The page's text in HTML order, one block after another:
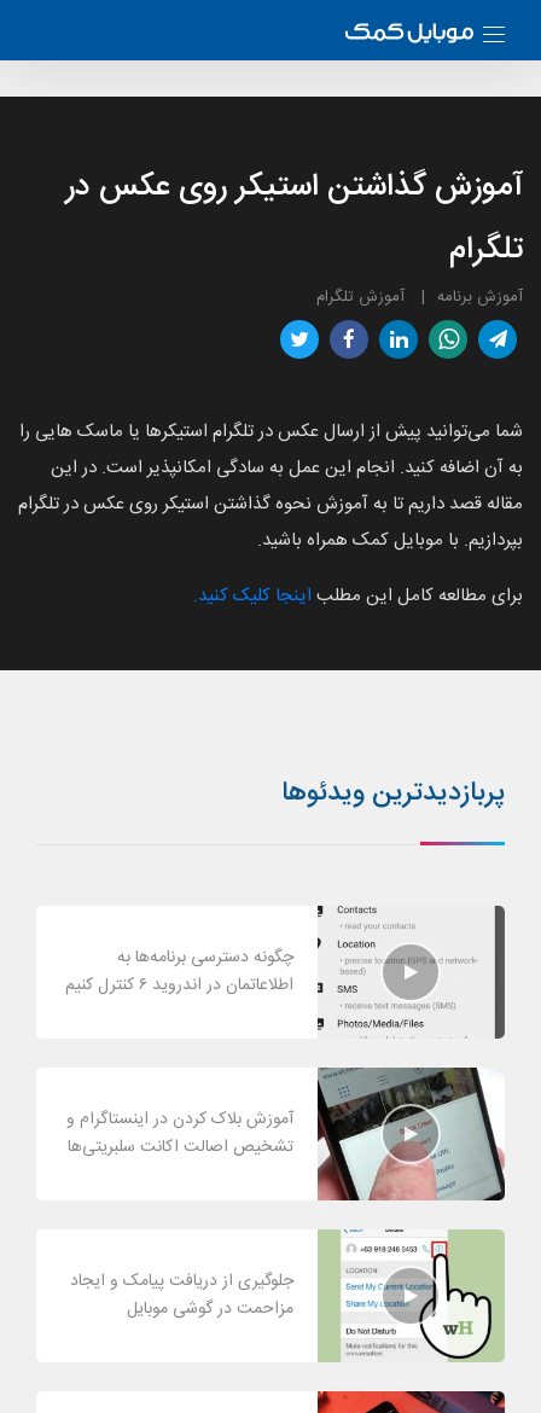
آموزش گذاشتن استیکر روی عکس در
تلگرام
آموزش برنامه آموزش تلگرام
شما می‌توانید پیش از ارسال عکس در تلگرام استیکرها یا ماسک هایی را
به آن اضافه کنید. انجام این عمل به سادگی امکانپذیر است. در این
مقاله قصد داریم تا به آموزش نحوه گذاشتن استیکر روی عکس در تلگرام
بپردازیم. با موبایل کمک همراه باشید.
برای مطالعه کامل این مطلب اینجا کلیک کنید.
پربازدیدترین ویدئوها
چگونه دسترسی برنامه‌ها به
اطلاعاتمان در اندروید ۶ کنترل کنیم
آموزش بلاک کردن در اینستاگرام و
تشخیص اصالت اکانت سلبریتی‌ها
جلوگیری از دریافت پیامک و ایجاد
مزاحمت در گوشی موبایل